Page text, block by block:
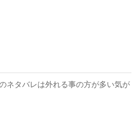
ネタバレは外れる事の方が多い気が